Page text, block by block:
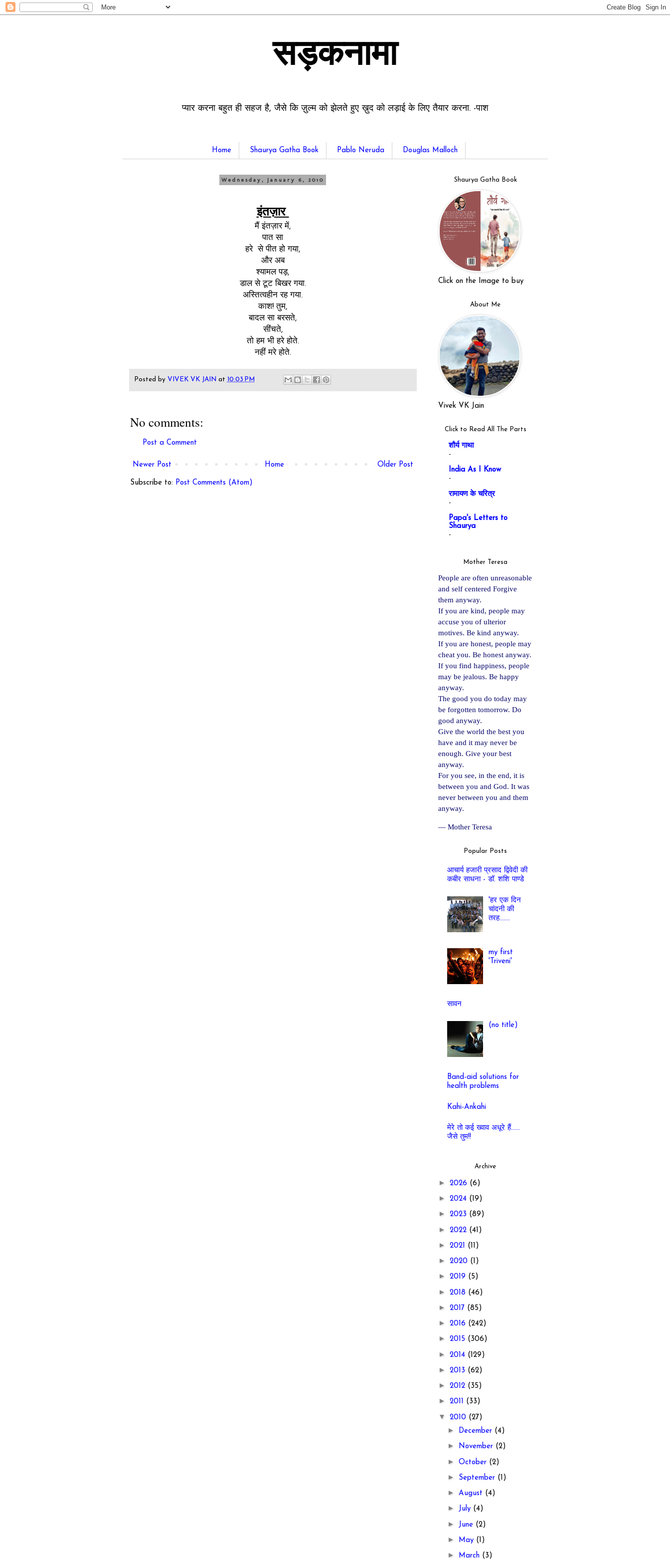
सड़कनामा
प्यार करना बहुत ही सहज है, जैसे कि ज़ुल्म को झेलते हुए ख़ुद को लड़ाई के लिए तैयार करना. -पाश
Home Shaurya Gatha Book Pablo Neruda Douglas Malloch
Wednesday, January 6, 2010
इंतज़ार
मैं इंतज़ार में,
पात सा
हरे से पीत हो गया,
और अब
श्यामल पड़,
डाल से टूट बिखर गया.
अस्तित्वहीन रह गया.
काश! तुम,
बादल सा बरसते,
सींचते,
तो हम भी हरे होते.
नहीं मरे होते.
Posted by VIVEK VK JAIN at 10:03 PM
No comments:
Post a Comment
Newer Post Older Post
Home
Subscribe to: Post Comments (Atom)
Shaurya Gatha Book
Click on the Image to buy
About Me
Vivek VK Jain
Click to Read All The Parts
शौर्य गाथा
-
India As I Know
-
रामायण के चरित्र
-
Papa's Letters to
Shaurya
-
Mother Teresa
People are often unreasonable
and self centered Forgive
them anyway.
If you are kind, people may
accuse you of ulterior
motives. Be kind anyway.
If you are honest, people may
cheat you. Be honest anyway.
If you find happiness, people
may be jealous. Be happy
anyway.
The good you do today may
be forgotten tomorrow. Do
good anyway.
Give the world the best you
have and it may never be
enough. Give your best
anyway.
For you see, in the end, it is
between you and God. It was
never between you and them
anyway.
― Mother Teresa
Popular Posts
आचार्य हजारी प्रसाद द्विवेदी की
कबीर साधना - डॉ. शशि पाण्डे
'हर एक दिन
चांदनी की
तरह.......
my first
'Triveni'
सावन
(no title)
Band-aid solutions for
health problems
Kahi-Ankahi
मेरे तो कई ख्वाव अधूरे हैं......
जैसे तुम!!
Archive
► 2026 (6)
► 2024 (19)
► 2023 (89)
► 2022 (41)
► 2021 (11)
► 2020 (1)
► 2019 (5)
► 2018 (46)
► 2017 (85)
► 2016 (242)
► 2015 (306)
► 2014 (129)
► 2013 (62)
► 2012 (35)
► 2011 (33)
▼ 2010 (27)
► December (4)
► November (2)
► October (2)
► September (1)
► August (4)
► July (4)
► June (2)
► May (1)
► March (3)